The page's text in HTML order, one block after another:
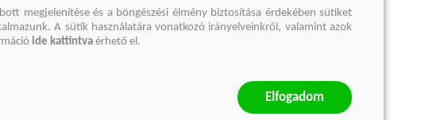
megjelenítése és a böngészési élmény biztosítása érdekében sütiket
A sütik használatára vonatkozó irányelveinkről, valamint azok
ide kattintva érhető el.
Elfogadom